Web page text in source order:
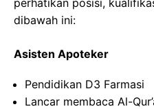
perhatikan posisi,
dibawah ini:
Asisten Apoteker
Pendidikan D3 Farmasi
Lancar membaca Al-